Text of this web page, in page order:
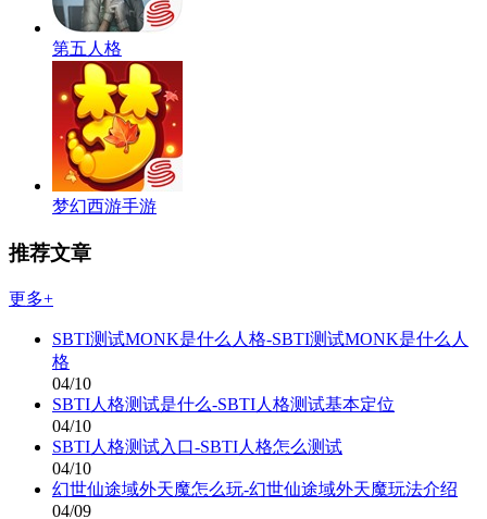
第五人格
梦幻西游手游
推荐文章
更多+
SBTI测试MONK是什么人格-SBTI测试MONK是什么人
格
04/10
SBTI人格测试是什么-SBTI人格测试基本定位
04/10
SBTI人格测试入口-SBTI人格怎么测试
04/10
幻世仙途域外天魔怎么玩-幻世仙途域外天魔玩法介绍
04/09